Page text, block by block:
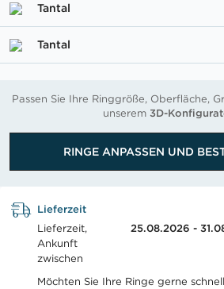
Tantal
Tantal
Passen Sie Ihre Ringgröße, Oberfläche,
unserem 3D-
RINGE ANPASSEN UND
Lieferzeit
Lieferzeit,
Ankunft
zwischen
25.08.2026 -
Möchten Sie Ihre Ringe gerne